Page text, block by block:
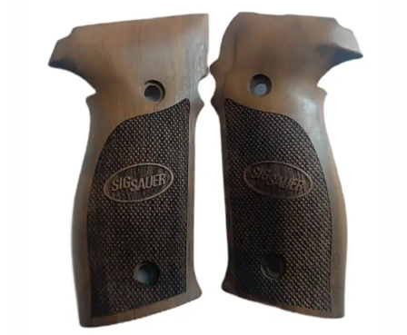
₺2,00.fiyat:
₺1,00.
tabanca
KABZESi